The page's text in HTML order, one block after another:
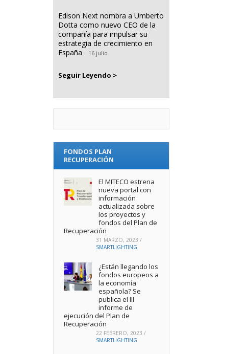
Edison Next nombra a Umberto
Dotta como nuevo CEO de la
compañía para impulsar su
estrategia de crecimiento en
España
16 julio
Seguir Leyendo >
FONDOS PLAN
RECUPERACIÓN
El MITECO estrena
nueva portal con
información
actualizada sobre
los proyectos y
fondos del Plan de
Recuperación
31 MARZO, 2023 /
SMARTLIGHTING
¿Están llegando los
fondos europeos a
la economía
española? Se
publica el III
informe de
ejecución del Plan de
Recuperación
22 FEBRERO, 2023 /
SMARTLIGHTING